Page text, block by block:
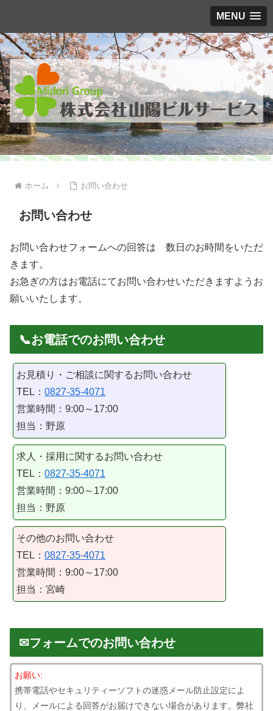
MENU
ホーム お問い合わせ
お問い合わせ
お問い合わせフォームへの回答は 数日のお時間をいただ
きます。
お急ぎの方はお電話にてお問い合わせいただきますようお
願いいたします。
📞お電話でのお問い合わせ
お見積り・ご相談に関するお問い合わせ
TEL： 0827-35-4071
営業時間：9:00～17:00
担当：野原
求人・採用に関するお問い合わせ
TEL： 0827-35-4071
営業時間：9:00～17:00
担当：野原
その他のお問い合わせ
TEL： 0827-35-4071
営業時間：9:00～17:00
担当：宮崎
✉フォームでのお問い合わせ
お願い:
携帯電話やセキュリティーソフトの迷惑メール防止設定によ
り、メールによる回答がお届けできない場合があります。弊社